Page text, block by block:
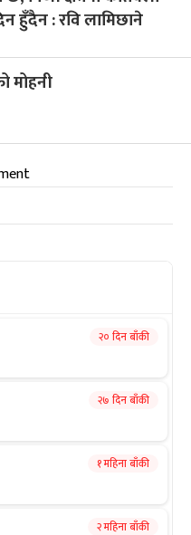
हुँदैन : रवि लामिछाने
मोहनी
२० दिन बाँकी
२७ दिन बाँकी
१ महिना बाँकी
२ महिना बाँकी